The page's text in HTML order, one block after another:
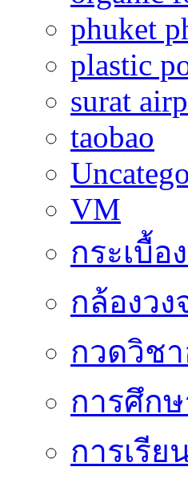
phuket
plastic
surat
taobao
VM
กระเบื้อ
กล้องวง
กวดวิช
การศึกษ
การเรีย